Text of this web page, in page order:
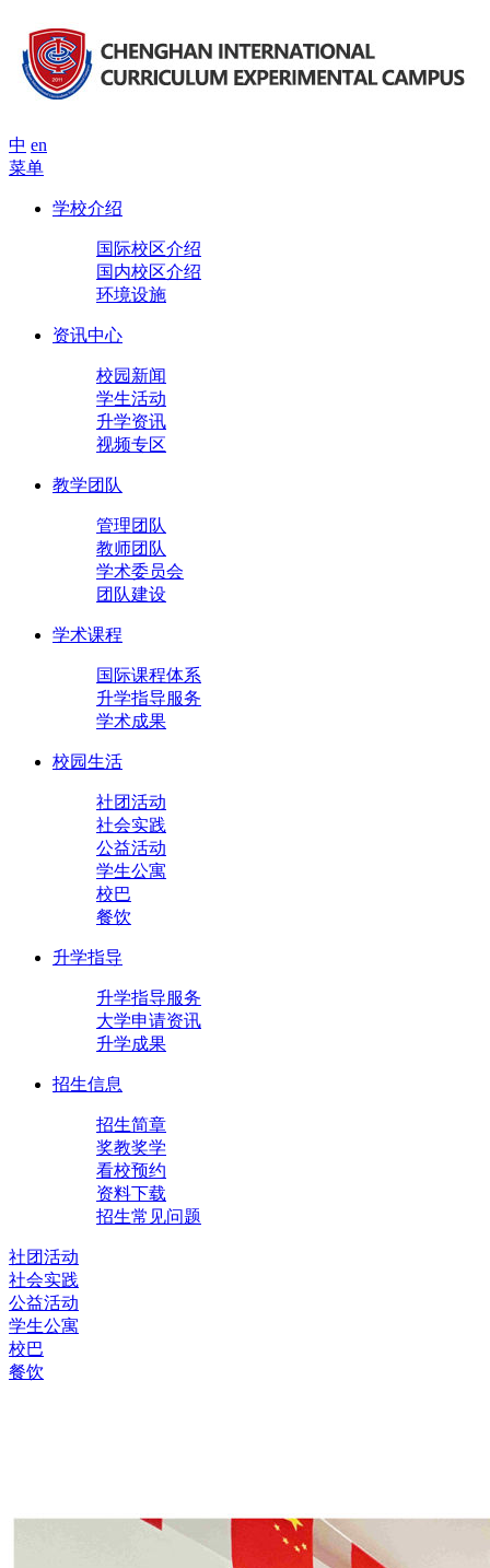
中 en
菜单
学校介绍
国际校区介绍
国内校区介绍
环境设施
资讯中心
校园新闻
学生活动
升学资讯
视频专区
教学团队
管理团队
教师团队
学术委员会
团队建设
学术课程
国际课程体系
升学指导服务
学术成果
校园生活
社团活动
社会实践
公益活动
学生公寓
校巴
餐饮
升学指导
升学指导服务
大学申请资讯
升学成果
招生信息
招生简章
奖教奖学
看校预约
资料下载
招生常见问题
社团活动
社会实践
公益活动
学生公寓
校巴
餐饮